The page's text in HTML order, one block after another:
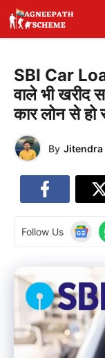
Skip
content
SBI Car
वाले भी खरीद
कार लोन से हो
By Jitendra
Follow Us